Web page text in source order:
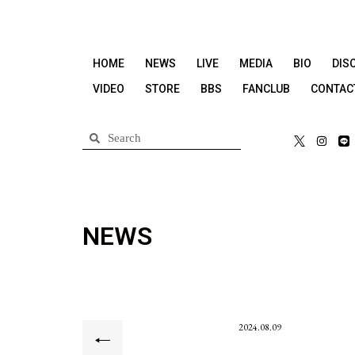
HOME NEWS LIVE MEDIA BIO
VIDEO
STORE BBS FANCLUB
NEWS
2024.08.09